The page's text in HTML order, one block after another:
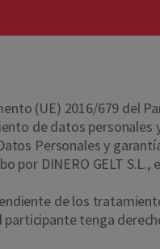
(UE) 2016/679 del
de datos personales
Personales y
por DINERO GELT
de los
tenga